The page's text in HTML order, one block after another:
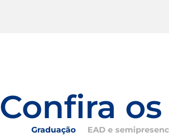
Confira
Graduação EAD e